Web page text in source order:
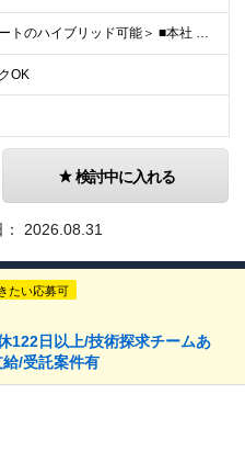
＜出社とリモートのハイブリッド可能＞ ■本社 東京都千代田区外神田2-14-10 第2電波ビル2F ■大阪支店 大阪府大阪市淀川区西中島5-14-22 リクルート新大阪ビル5F ※（変更の範囲）会社の
OK
検討中に入れる
2026.08.31
たい応募可
122日以上/技術探求チームあ
/受託案件有